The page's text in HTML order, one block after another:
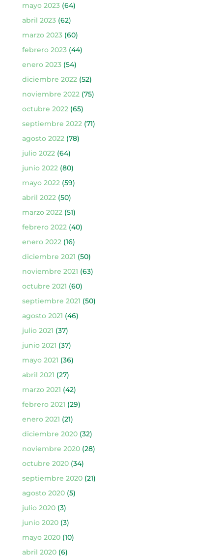
mayo 2023(64)
abril 2023(62)
marzo 2023(60)
febrero 2023(44)
enero 2023(54)
diciembre 2022(52)
noviembre 2022(75)
octubre 2022(65)
septiembre 2022(71)
agosto 2022(78)
julio 2022(64)
junio 2022(80)
mayo 2022(59)
abril 2022(50)
marzo 2022(51)
febrero 2022(40)
enero 2022(16)
diciembre 2021 (50)
noviembre 2021 (63)
octubre 2021 (60)
septiembre 2021 (50)
agosto 2021 (46)
julio 2021 (37)
junio 2021 (37)
mayo 2021 (36)
abril 2021 (27)
marzo 2021 (42)
febrero 2021 (29)
enero 2021 (21)
diciembre 2020(32)
noviembre 2020(28)
octubre 2020(34)
septiembre 2020(21)
agosto 2020(5)
julio 2020(3)
junio 2020(3)
mayo 2020(10)
abril 2020(6)